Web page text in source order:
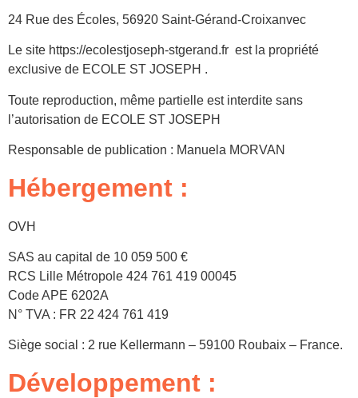
24 Rue des Écoles, 56920 Saint-Gérand-Croixanvec
Le site https://ecolestjoseph-stgerand.fr est la propriété
exclusive de ECOLE ST JOSEPH .
Toute reproduction, même partielle est interdite sans
l’autorisation de ECOLE ST JOSEPH
Responsable de publication : Manuela MORVAN
Hébergement :
OVH
SAS au capital de 10 059 500 €
RCS Lille Métropole 424 761 419 00045
Code APE 6202A
N° TVA : FR 22 424 761 419
Siège social : 2 rue Kellermann – 59100 Roubaix – France.
Développement :